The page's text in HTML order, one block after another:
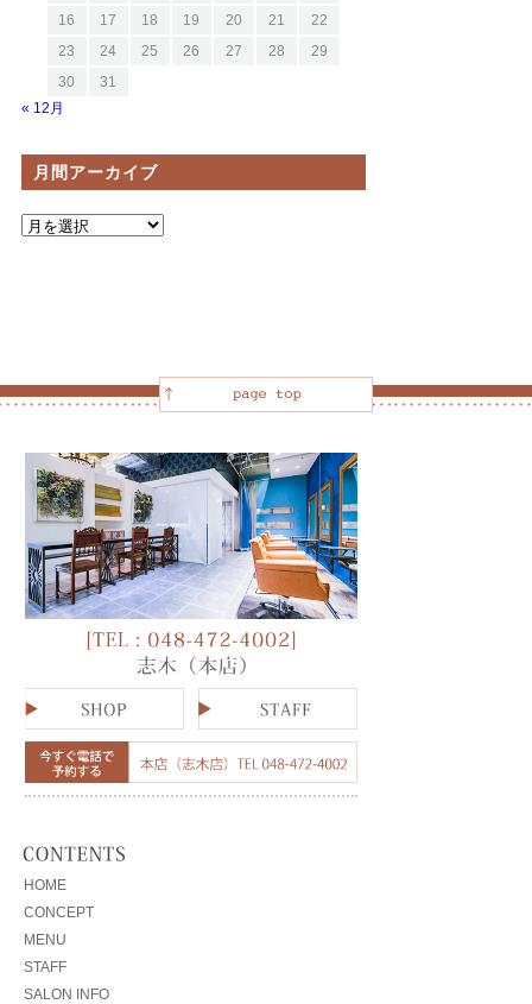
16
17 18 19 20 21
22
23
24 25 26 27 28
29
30
31
« 12月
月間アーカイブ
HOME
CONCEPT
MENU
STAFF
SALON INFO